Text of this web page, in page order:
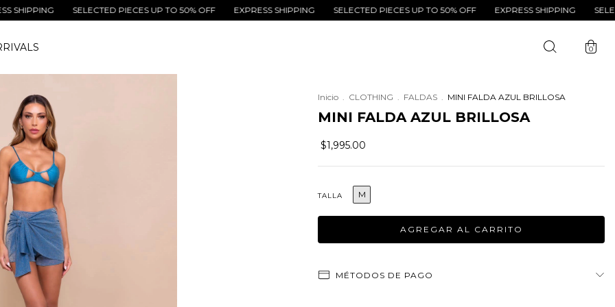
SELECTED PIECES UP TO 50% OFF EXPRESS SHIPPING SELECTED PIECES UP TO 50% OFF EXPRESS SHIPPING SELECTED
0
Inicio CLOTHING FALDAS MINI FALDA AZUL BRILLOSA
MINI FALDA AZUL BRILLOSA
$1,995.00
TALLA M
MÉTODOS DE PAGO